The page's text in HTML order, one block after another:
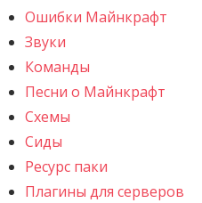
Ошибки Майнкрафт
Звуки
Команды
Песни о Майнкрафт
Схемы
Сиды
Ресурс паки
Плагины для серверов